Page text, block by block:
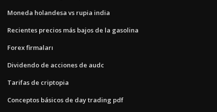
Moneda holandesa vs rupia india
Recientes precios más bajos de la gasolina
Forex firmaları
Dividendo de acciones de audc
Tarifas de criptopia
Conceptos básicos de day trading pdf